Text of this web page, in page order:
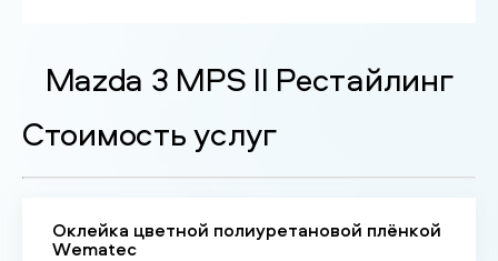
Mazda 3 MPS II Рестайлинг
Стоимость услуг
Оклейка цветной полиуретановой плёнкой
Wematec